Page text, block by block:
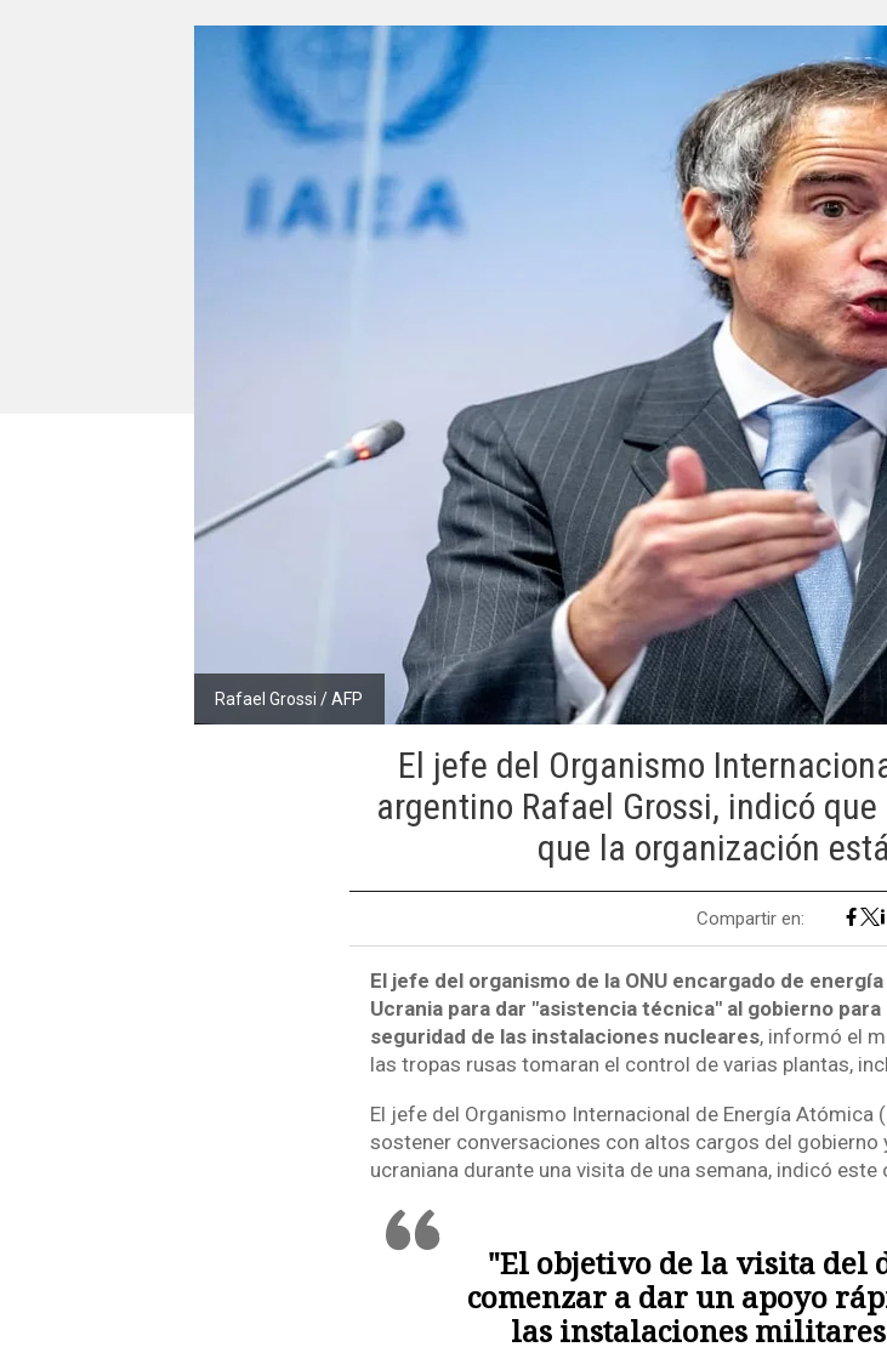
Rafael Grossi / AFP
El jefe del Organismo
argentino Rafael Grossi, indicó
que la organización
Compartir en:
El jefe del organismo de la ONU encargado de
Ucrania para dar "asistencia técnica" al gobierno
seguridad de las instalaciones nucleares, informó el
las tropas rusas tomaran el control de varias plantas,
El jefe del Organismo Internacional de Energía Atómica
sostener conversaciones con altos cargos del gobierno
ucraniana durante una visita de una semana, indicó
"El objetivo de la visita del
comenzar a dar un apoyo
las instalaciones